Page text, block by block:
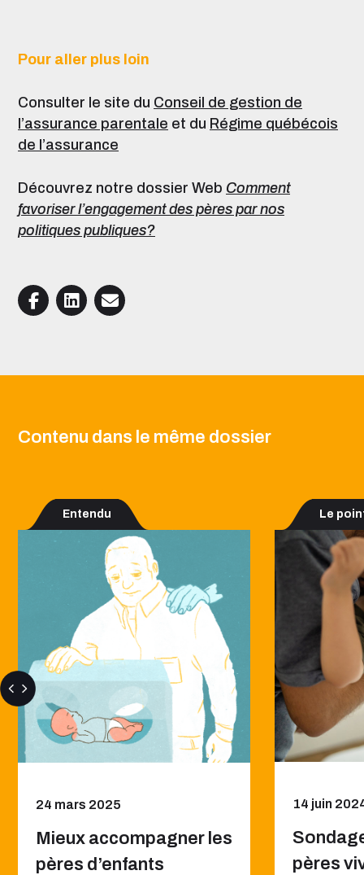
Pour aller plus loin
Consulter le site du Conseil de gestion de
l’assurance parentale et du Régime québécois
de l’assurance
Découvrez notre dossier Web Comment
favoriser l’engagement des pères par nos
politiques publiques?
Contenu dans le même dossier
Entendu
24 mars 2025
Mieux accompagner les
pères d’enfants
Le
14 juin
pères